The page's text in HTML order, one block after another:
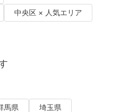
中央区 × 人気エリア
馬県
埼玉県